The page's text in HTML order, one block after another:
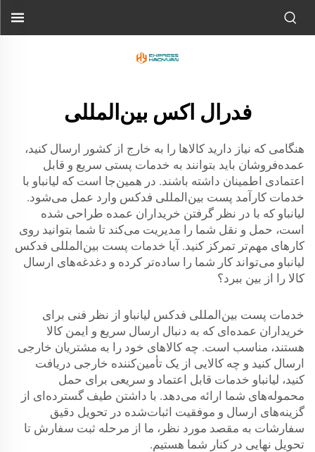
فدرال اکس بین‌المللی
هنگامی که نیاز دارید کالاها را به خارج از کشور ارسال کنید،
عمده‌فروشان باید بتوانند به خدمات پستی سریع و قابل
اعتمادی اطمینان داشته باشند. در همین‌جا است که لیانباو با
خدمات کارآمد پست بین‌المللی فدکس وارد عمل می‌شود.
لیانباو که با در نظر گرفتن خریداران عمده طراحی شده
است، حمل و نقل شما را مدیریت می‌کند تا شما بتوانید روی
کارهای مهم‌تر تمرکز کنید. آیا خدمات پست بین‌المللی فدکس
لیانباو می‌تواند کار شما را ساده‌تر کرده و دغدغه‌های ارسال
کالا را از بین ببرد؟
خدمات پست بین‌المللی فدکس لیانباو از نظر فنی برای
خریداران عمده‌ای که به دنبال ارسال سریع و ایمن کالا
هستند، مناسب است. چه کالاهای خود را به مشتریان خارجی
ارسال کنید و چه کالایی از یک تأمین‌کننده خارجی دریافت
کنید، لیانباو خدمات قابل اعتماد و سریعی برای حمل
محموله‌های شما ارائه می‌دهد. با داشتن طیف گسترده‌ای از
گزینه‌های ارسال و موفقیت اثبات‌شده در تحویل دقیق
سفارشات به مقصد مورد نظر، ما از مرحله ثبت سفارش تا
تحویل نهایی در کنار شما هستیم.